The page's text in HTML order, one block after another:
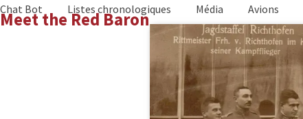
Skip
to
Meet the Red Baron
Chat Bot Listes chronologiques Média Avions